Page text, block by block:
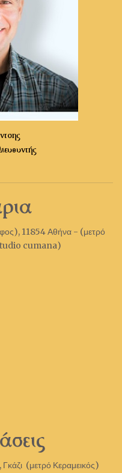
11854 Αθήνα - (μετρό
studio cumana)
(μετρό Κεραμεικός)